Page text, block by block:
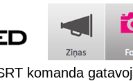
komanda